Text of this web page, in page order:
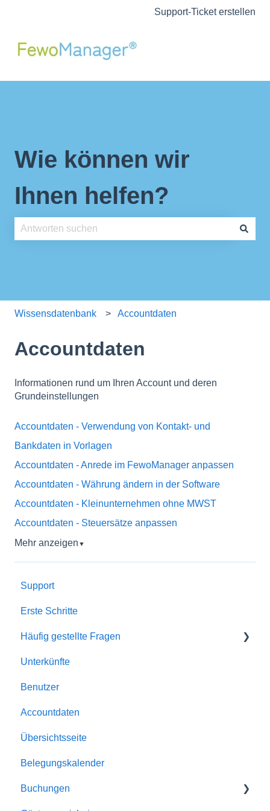
Support-Ticket erstellen
Wie können wir
Ihnen helfen?
Wissensdatenbank Accountdaten
Accountdaten
Informationen rund um Ihren Account und deren
Grundeinstellungen
Accountdaten - Verwendung von Kontakt- und
Bankdaten in Vorlagen
Accountdaten - Anrede im FewoManager anpassen
Accountdaten - Währung ändern in der Software
Accountdaten - Kleinunternehmen ohne MWST
Accountdaten - Steuersätze anpassen
Mehr anzeigen ▼
Support
Erste Schritte
Häufig gestellte Fragen
Account
Allgemein
Buchungen
Automatismen
Dokumente
E-Mailversand
Unterkünfte
Benutzer
Accountdaten
Übersichtsseite
Belegungskalender
Buchungen